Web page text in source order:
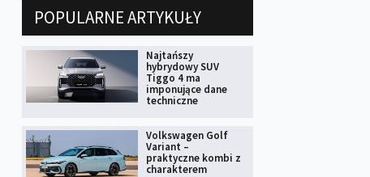
POPULARNE ARTYKUŁY
Najtańszy
hybrydowy SUV
Tiggo 4 ma
imponujące dane
techniczne
Volkswagen Golf
Variant –
praktyczne kombi z
charakterem